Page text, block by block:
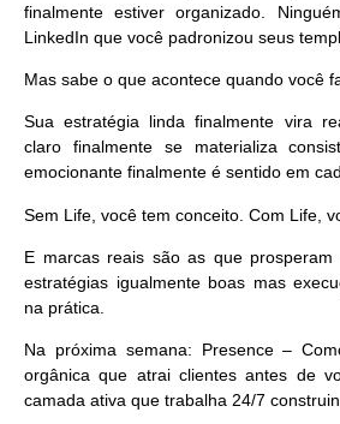
finalmente estiver organizado.
LinkedIn que você padronizou seus
Mas sabe o que acontece quando você
Sua estratégia linda finalmente vira
claro finalmente se materializa
emocionante finalmente é sentido em
Sem Life, você tem conceito. Com Life,
E marcas reais são as que prosperam
estratégias igualmente boas mas
na prática.
Na próxima semana: Presence –
orgânica que atrai clientes antes de
camada ativa que trabalha 24/7